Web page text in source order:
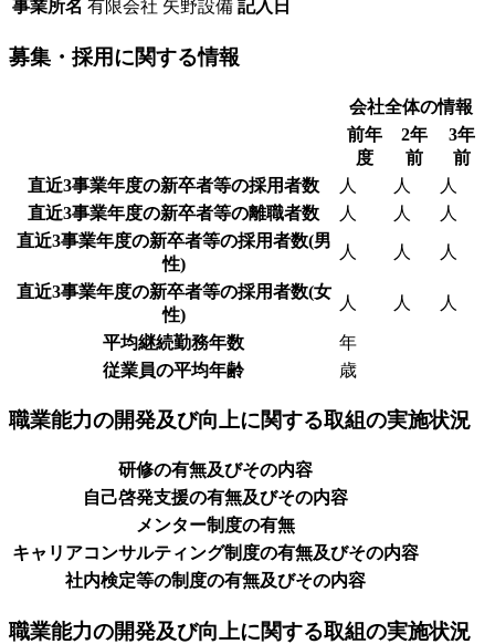
事業所名 有限会社 矢野設備 記入日
募集・採用に関する情報
会社全体の情報
前年
度
2年
前
3年
前
直近3事業年度の新卒者等の採用者数
人 人
人
直近3事業年度の新卒者等の離職者数
人 人
人
直近3事業年度の新卒者等の採用者数(男
性)
人 人 人
直近3事業年度の新卒者等の採用者数(女
性)
人 人 人
平均継続勤務年数
年
従業員の平均年齢
歳
職業能力の開発及び向上に関する取組の実施状況
研修の有無及びその内容
自己啓発支援の有無及びその内容
メンター制度の有無
キャリアコンサルティング制度の有無及びその内容
社内検定等の制度の有無及びその内容
職業能力の開発及び向上に関する取組の実施状況